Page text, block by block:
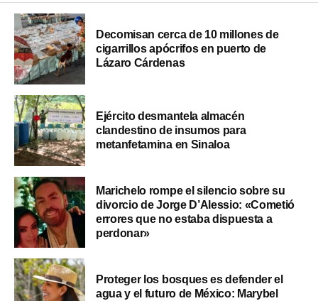
Decomisan cerca de 10 millones de
cigarrillos apócrifos en puerto de
Lázaro Cárdenas
Ejército desmantela almacén
clandestino de insumos para
metanfetamina en Sinaloa
Marichelo rompe el silencio sobre su
divorcio de Jorge D’Alessio: «Cometió
errores que no estaba dispuesta a
perdonar»
Proteger los bosques es defender el
agua y el futuro de México: Marybel